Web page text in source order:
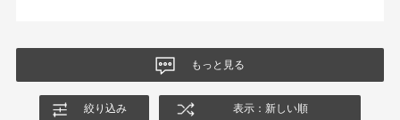
もっと見る
絞り込み 表示：新しい順